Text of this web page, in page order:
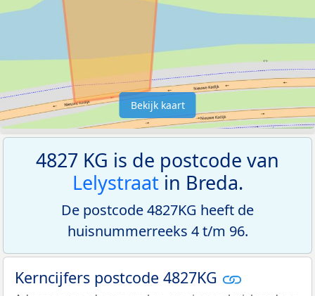
Bekijk kaart
4827 KG is de postcode van
Lelystraatin Breda.
De postcode 4827KG heeft de
huisnummerreeks 4 t/m 96.
Kerncijfers postcode 4827KG